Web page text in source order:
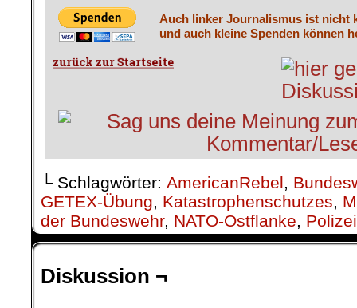
Auch linker Journalismus ist nicht
und auch kleine Spenden können
└ Schlagwörter: AmericanRebel
GETEX-Übung
Katastrophenschutzes
der Bundeswehr, NATO-Ostflanke Polizei
Diskussion ¬